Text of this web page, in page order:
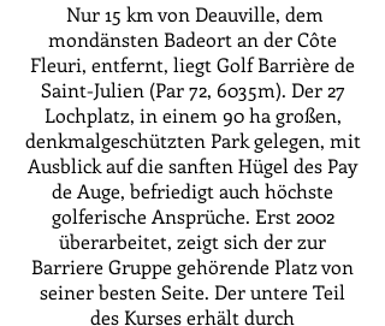
Nur 15 km von Deauville, dem
mondänsten Badeort an der Côte
Fleuri, entfernt, liegt Golf Barrière de
Saint-Julien (Par 72, 6035m). Der 27
Lochplatz, in einem 90 ha großen,
denkmalgeschützten Park gelegen, mit
Ausblick auf die sanften Hügel des Pay
de Auge, befriedigt auch höchste
golferische Ansprüche. Erst 2002
überarbeitet, zeigt sich der zur
Barriere Gruppe gehörende Platz von
seiner besten Seite. Der untere Teil
des Kurses erhält durch